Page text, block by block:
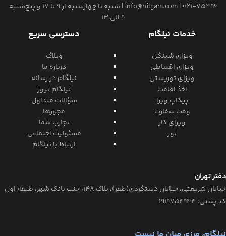
021-75496
|
info@nilgam.com
| شنبه تا چهارشنبه از 9 تا 17 و پنج‌شنبه
9 الی 13
خدمات نیلگام
ویزای شینگن
ویزای اقساطی
ویزای توریستی
اخذ اقامت
پیکاپ ویزا
وقت سفارت
ویزای کار
تور
دسترسی سریع
وبلاگ
درباره ما
نیلگام در رسانه
نیلگام نیوز
سؤالات متداول
مجوزها
تجارب شما
مسئولیت اجتماعی
ارتباط با نیلگام
دفتر تهران
خیابان‌ شریعتی، خیابان‌ دستگردی(ظفر)، پلاک 148، جنب بانک شهر، طبقه اول
کد پستی: ۱۹۱۹۷۵۴۹۴۴